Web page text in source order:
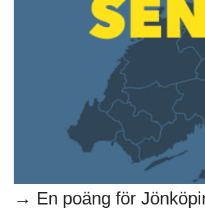
→ En poäng för